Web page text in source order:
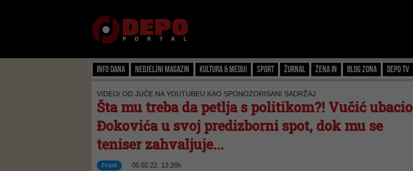
Info dana Nedjeljni magazin Kultura & Mediji Sport Žurnal Žena IN Blog zona Depo TV
VIDEO/ OD JUČE NA YOUTUBEU KAO SPONOZORISANI SADRŽAJ
Šta mu treba da petlja s politikom?! Vučić ubacio
Đokovića u svoj predizborni spot, dok mu se
teniser zahvaljuje...
Front 05.02.22, 13:26h